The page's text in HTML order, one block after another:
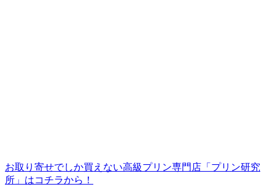
お取り寄せでしか買えない高級プリン専門店「プリン研究
所」はコチラから！